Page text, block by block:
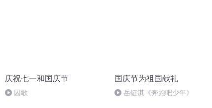
庆祝七一和国庆节
囚歌
国庆节为祖国献礼
岳钲淇《奔跑吧少年》